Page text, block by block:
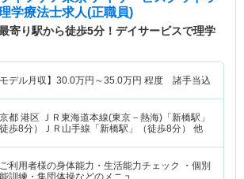
学療法士求人(正職員)
寄り駅から徒歩5分！デイサービスで理学
モデル月収】 30.0万円～35.0万円 程度 諸手当込
都 港区 ＪＲ東海道本線(東京－熱海)「新橋駅」
徒歩8分）ＪＲ山手線「新橋駅」（徒歩8分） 他
ご利用者様の身体能力・生活能力チェック ・個別
訓練・集団体操などのメニュ…